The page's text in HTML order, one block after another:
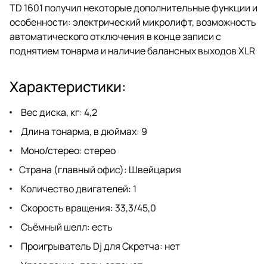
TD 1601 получил некоторые дополнительные функции и
особенности: электрический микролифт, возможность
автоматического отключения в конце записи с
поднятием тонарма и наличие балансных выходов XLR
Характеристики:
Вес диска, кг: 4,2
Длина тонарма, в дюймах: 9
Моно/стерео: стерео
Страна (главный офис): Швейцария
Количество двигателей: 1
Скорость вращения: 33,3/45,0
Съёмный шелл: есть
Проигрыватель Dj для Скретча: нет